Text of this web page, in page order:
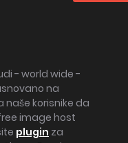
- world wide -
na
naše korisnike da
image host
plugin za